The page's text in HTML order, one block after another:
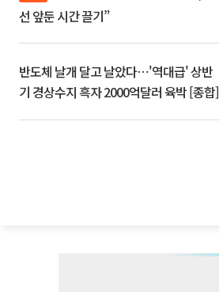
선 앞둔 시간 끌기”
반도체 날개 달고 날았다⋯'역대급' 상반
기 경상수지 흑자 2000억달러 육박 [종합]